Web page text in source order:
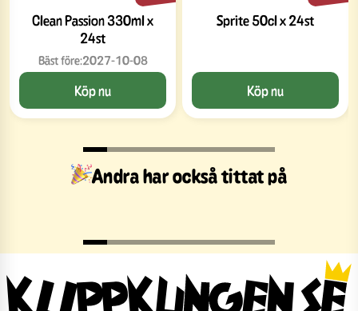
Clean Passion 330ml x
24st
Bäst före:2027-10-08
Köp nu
Sprite 50cl x 24st
Köp nu
Andra har också tittat på